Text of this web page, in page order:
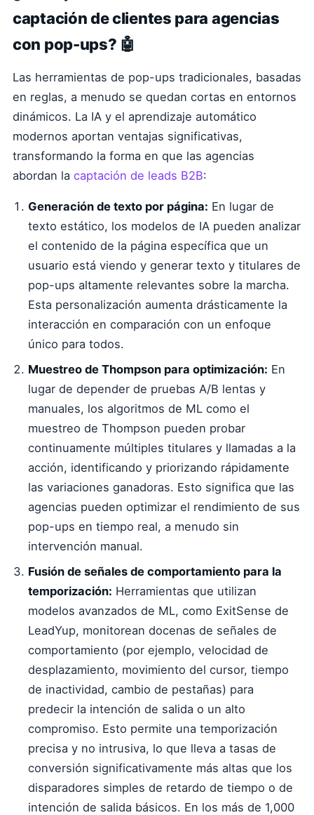
captación de clientes para agencias
con pop-ups? 🤖
Las herramientas de pop-ups tradicionales, basadas
en reglas, a menudo se quedan cortas en entornos
dinámicos. La IA y el aprendizaje automático
modernos aportan ventajas significativas,
transformando la forma en que las agencias
abordan la captación de leads B2B:
Generación de texto por página: En lugar de
texto estático, los modelos de IA pueden analizar
el contenido de la página específica que un
usuario está viendo y generar texto y titulares de
pop-ups altamente relevantes sobre la marcha.
Esta personalización aumenta drásticamente la
interacción en comparación con un enfoque
único para todos.
Muestreo de Thompson para optimización: En
lugar de depender de pruebas A/B lentas y
manuales, los algoritmos de ML como el
muestreo de Thompson pueden probar
continuamente múltiples titulares y llamadas a la
acción, identificando y priorizando rápidamente
las variaciones ganadoras. Esto significa que las
agencias pueden optimizar el rendimiento de sus
pop-ups en tiempo real, a menudo sin
intervención manual.
Fusión de señales de comportamiento para la
temporización: Herramientas que utilizan
modelos avanzados de ML, como ExitSense de
LeadYup, monitorean docenas de señales de
comportamiento (por ejemplo, velocidad de
desplazamiento, movimiento del cursor, tiempo
de inactividad, cambio de pestañas) para
predecir la intención de salida o un alto
compromiso. Esto permite una temporización
precisa y no intrusiva, lo que lleva a tasas de
conversión significativamente más altas que los
disparadores simples de retardo de tiempo o de
intención de salida básicos. En los más de 1,000